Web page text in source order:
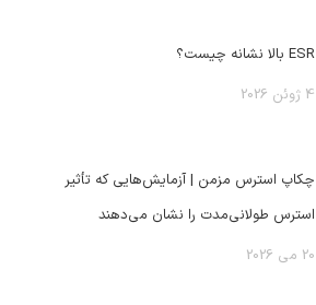
ESR بالا نشانه چیست؟
4 ژوئن 2026
چکاپ استرس مزمن | آزمایش‌هایی که تأثیر
استرس طولانی‌مدت را نشان می‌دهند
20 می 2026